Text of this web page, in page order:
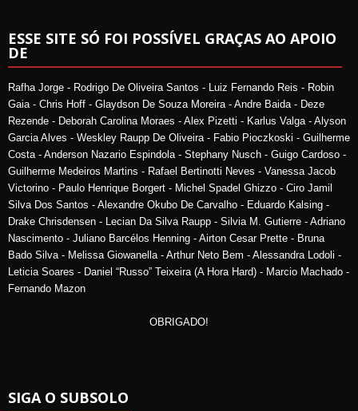
ESSE SITE SÓ FOI POSSÍVEL GRAÇAS AO APOIO
DE
Rafha Jorge - Rodrigo De Oliveira Santos - Luiz Fernando Reis - Robin
Gaia - Chris Hoff - Glaydson De Souza Moreira - Andre Baida - Deze
Rezende - Deborah Carolina Moraes - Alex Pizetti - Karlus Valga - Alyson
Garcia Alves - Weskley Raupp De Oliveira - Fabio Pioczkoski - Guilherme
Costa - Anderson Nazario Espindola - Stephany Nusch - Guigo Cardoso -
Guilherme Medeiros Martins - Rafael Bertinotti Neves - Vanessa Jacob
Victorino - Paulo Henrique Borgert - Michel Spadel Ghizzo - Ciro Jamil
Silva Dos Santos - Alexandre Okubo De Carvalho - Eduardo Kalsing -
Drake Chrisdensen - Lecian Da Silva Raupp - Silvia M. Gutierre - Adriano
Nascimento - Juliano Barcélos Henning - Airton Cesar Prette - Bruna
Bado Silva - Melissa Giowanella - Arthur Neto Bem - Alessandra Lodoli -
Leticia Soares - Daniel “Russo” Teixeira (A Hora Hard) - Marcio Machado -
Fernando Mazon
OBRIGADO!
SIGA O SUBSOLO